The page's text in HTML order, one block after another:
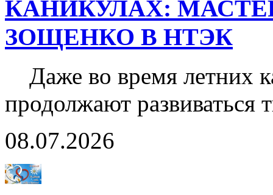
КАНИКУЛАХ:
ЗОЩЕНКО В НТЭК
Даже во время летних
продолжают развиваться
08.07.2026